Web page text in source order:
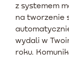
z systemem
na tworzenie
wydali w
roku.